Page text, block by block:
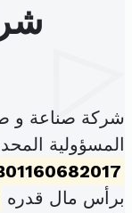
شركة صناعة و
المسؤولية
برأس مال قدره